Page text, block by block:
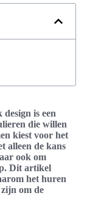
is een
die willen
kiest voor het
alleen de kans
ook om
Dit artikel
het huren
om de